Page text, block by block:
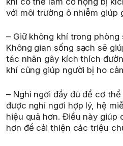
với môi trường ô nhiễm giúp
– Giữ không khí trong
Không gian sống sạch sẽ
tác nhân gây kích thích
khí cũng giúp người bị ho
– Nghỉ ngơi đầy đủ để cơ
được nghỉ ngơi hợp lý, hệ
hiệu quả hơn. Điều này giúp
hơn để cải thiện các triệu